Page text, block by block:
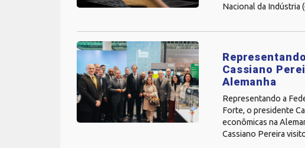
Nacional da Indústria
Cassiano
Alemanha
Representando a
Forte, o presidente
econômicas na
Cassiano Pereira